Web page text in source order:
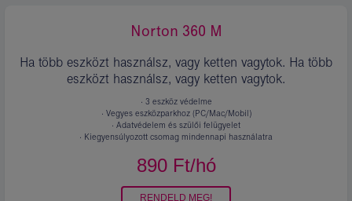
Norton 360 ⁣M
Ha több eszközt használsz, vagy ketten vagytok. Ha több
eszközt használsz, vagy ketten vagytok.
· 3 eszköz védelme
· Vegyes eszközparkhoz (PC/Mac/Mobil)
· Adatvédelem és szülői felügyelet
· Kiegyensúlyozott csomag mindennapi használatra
890Ft/hó
RENDELD MEG!